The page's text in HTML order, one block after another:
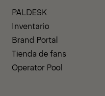
PALDESK
Inventario
Brand Portal
Tienda de fans
Operator Pool